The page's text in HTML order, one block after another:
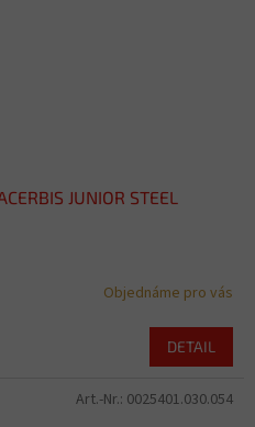
JUNIOR STEEL
Objednáme pro vás
DETAIL
Art.-Nr.: 0025401.030.054